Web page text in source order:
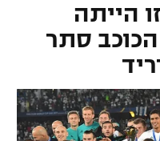
הייתה
סתר